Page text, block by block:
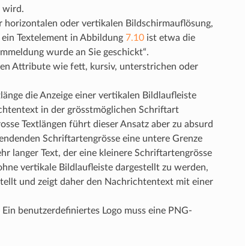
wird.
oder vertikalen Bildschirmauflösung,
Textelement in Abbildung 7.10ist etwa die
wurde an Sie geschickt“.
Attribute wie fett, kursiv, unterstrichen oder
die Anzeige einer vertikalen Bildlaufleiste
in der grösstmöglichen Schriftart
Textlängen führt dieser Ansatz aber zu absurd
Schriftartengrösse eine untere Grenze
langer Text, der eine kleinere Schriftartengrösse
vertikale Bildlaufleiste dargestellt zu werden,
und zeigt daher den Nachrichtentext mit einer
benutzerdefiniertes Logo muss eine PNG-